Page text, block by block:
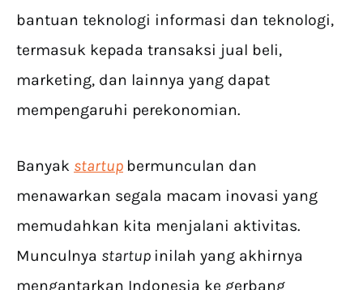
bantuan teknologi informasi dan teknologi,
termasuk kepada transaksi jual beli,
marketing, dan lainnya yang dapat
mempengaruhi perekonomian.
Banyak startup bermunculan dan
menawarkan segala macam inovasi yang
memudahkan kita menjalani aktivitas.
Munculnya startup inilah yang akhirnya
mengantarkan Indonesia ke gerbang